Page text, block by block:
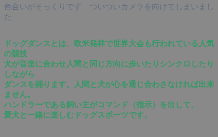
色合いがそっくりです ついついカメラを向けてしまいまし
た
ドッグダンスとは、欧米発祥で世界大会も行われている人気
の競技
犬が音楽に合わせ人間と同じ方向に歩いたりシンクロしたり
しながら
ダンスを踊ります。人間と犬が心を通じ合わさなければ出来
ません。
ハンドラーである飼い主がコマンド（指示）を出して、
愛犬と一緒に楽しむドッグスポーツです。